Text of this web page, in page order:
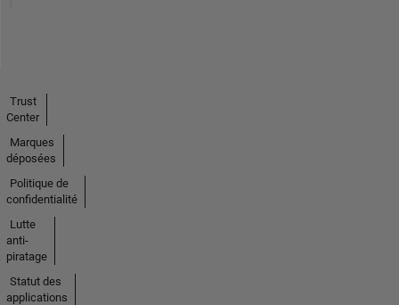
Trust
Center
Marques
déposées
Politique de
confidentialité
Lutte
anti-
piratage
Statut des
applications